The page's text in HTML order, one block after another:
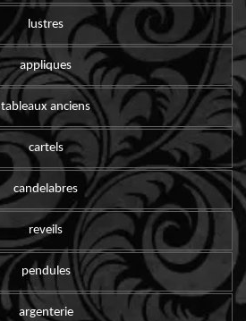
lustres
appliques
tableaux anciens
cartels
candelabres
reveils
pendules
argenterie